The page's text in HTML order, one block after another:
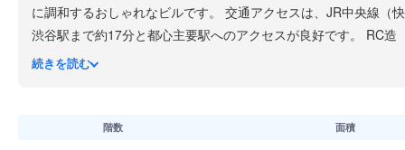
に調和するおしゃれなビルです。 交通アクセスは
渋谷駅まで約17分と都心主要駅へのアクセスが良好です。 RC造（鉄筋コンクリート造）の地上3階建てで、2015年9月竣工の築11年と比較的新しいビルです。エレベーター1基を
備え、グレーを基調としたモダンな外観にガラス張りの開放的
ンションタイプのため、不特定多数の来客がある業種には向か
続きを読む
階数 面積